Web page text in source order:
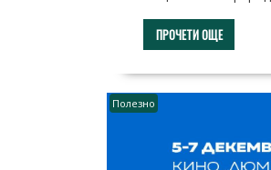
ПРОЧЕТИ ОЩЕ
Полезно